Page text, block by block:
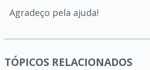
Agradeço pela ajuda!
TÓPICOS RELACIONADOS